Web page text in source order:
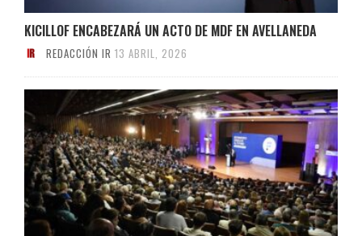
KICILLOF ENCABEZARÁ UN ACTO DE MDF EN AVELLANEDA
REDACCIÓN IR 13 ABRIL, 2026